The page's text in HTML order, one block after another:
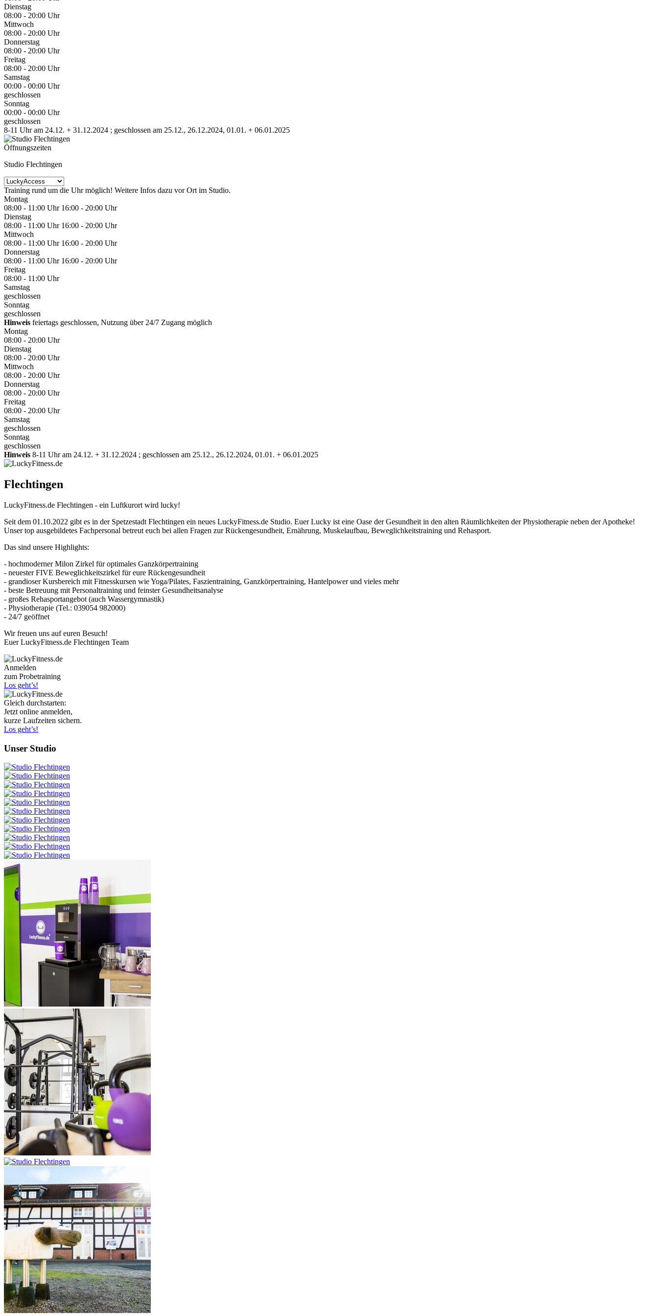
Dienstag
08:00 - 20:00 Uhr
Mittwoch
08:00 - 20:00 Uhr
Donnerstag
08:00 - 20:00 Uhr
Freitag
08:00 - 20:00 Uhr
Samstag
00:00 - 00:00 Uhr
geschlossen
Sonntag
00:00 - 00:00 Uhr
geschlossen
8-11 Uhr am 24.12. + 31.12.2024 ; geschlossen am 25.12., 26.12.2024, 01.01. + 06.01.2025
Öffnungszeiten
Studio Flechtingen
Training rund um die Uhr möglich! Weitere Infos dazu vor Ort im Studio.
Montag
08:00 - 11:00 Uhr 16:00 - 20:00 Uhr
Dienstag
08:00 - 11:00 Uhr 16:00 - 20:00 Uhr
Mittwoch
08:00 - 11:00 Uhr 16:00 - 20:00 Uhr
Donnerstag
08:00 - 11:00 Uhr 16:00 - 20:00 Uhr
Freitag
08:00 - 11:00 Uhr
Samstag
geschlossen
Sonntag
geschlossen
Hinweis feiertags geschlossen, Nutzung über 24/7 Zugang möglich
Montag
08:00 - 20:00 Uhr
Dienstag
08:00 - 20:00 Uhr
Mittwoch
08:00 - 20:00 Uhr
Donnerstag
08:00 - 20:00 Uhr
Freitag
08:00 - 20:00 Uhr
Samstag
geschlossen
Sonntag
geschlossen
Hinweis 8-11 Uhr am 24.12. + 31.12.2024 ; geschlossen am 25.12., 26.12.2024, 01.01. + 06.01.2025
Flechtingen
LuckyFitness.de Flechtingen - ein Luftkurort wird lucky!
Seit dem 01.10.2022 gibt es in der Spetzestadt Flechtingen ein neues LuckyFitness.de Studio. Euer Lucky ist eine Oase der Gesundheit in den alten Räumlichkeiten der Physiotherapie neben der Apotheke!
Unser top ausgebildetes Fachpersonal betreut euch bei allen Fragen zur Rückengesundheit, Ernährung, Muskelaufbau, Beweglichkeitstraining und Rehasport.
Das sind unsere Highlights:
- hochmoderner Milon Zirkel für optimales Ganzkörpertraining
- neuester FIVE Beweglichkeitszirkel für eure Rückengesundheit
- grandioser Kursbereich mit Fitnesskursen wie Yoga/Pilates, Faszientraining, Ganzkörpertraining, Hantelpower und vieles mehr
- beste Betreuung mit Personaltraining und feinster Gesundheitsanalyse
- großes Rehasportangebot (auch Wassergymnastik)
- Physiotherapie (Tel.: 039054 982000)
- 24/7 geöffnet
Wir freuen uns auf euren Besuch!
Euer LuckyFitness.de Flechtingen Team
Anmelden
zum Probetraining
Los geht’s!
Gleich durchstarten:
Jetzt online anmelden,
kurze Laufzeiten sichern.
Los geht’s!
Unser Studio